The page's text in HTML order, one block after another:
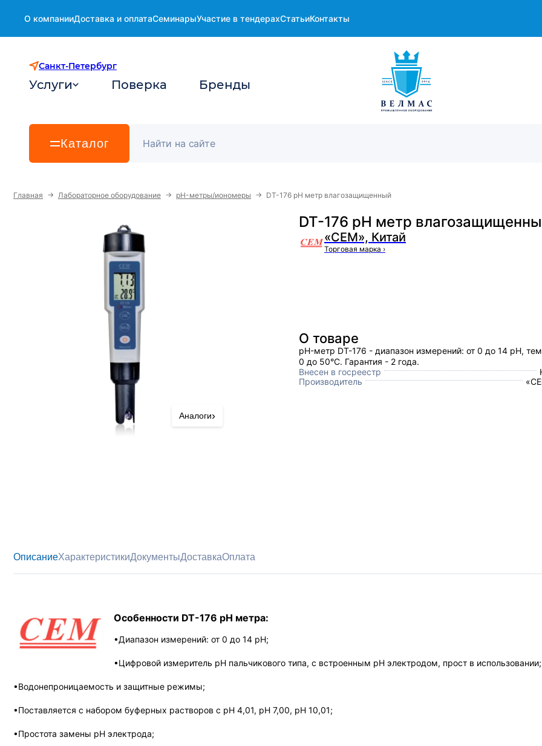
О компанииДоставка и оплатаСеминарыУчастие в тендерахСтатьиКонтакты
Санкт-Петербург
Услуги Поверка Бренды
Каталог
Главная → Лабораторное оборудование → pH-метры/иономеры → DT-176 pH метр влагозащищенный
DT-176 pH метр
«CEM», Китай
Торговая марка ›
Аналоги›
О товаре
pH-метр DT-176 - диапазон измерений: от 0 до 14 pH,
0 до 50°C. Гарантия - 2 года.
Внесен в госреестр
Производитель
ОписаниеХарактеристикиДокументыДоставкаОплата
Особенности DT-176 pH метра:
•Диапазон измерений: от 0 до 14 pH;
•Цифровой измеритель pH пальчикового типа, с встроенным pH электродом, прост в использовании;
•Водонепроницаемость и защитные режимы;
•Поставляется с набором буферных растворов с pH 4,01, pH 7,00, pH 10,01;
•Простота замены pH электрода;